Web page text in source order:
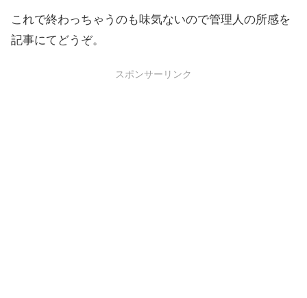
これで終わっちゃうのも味気ないので管理人の所感を
記事にてどうぞ。
スポンサーリンク